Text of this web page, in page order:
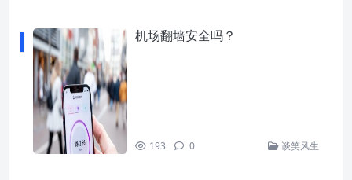
机场翻墙安全吗？
193 0 谈笑风生